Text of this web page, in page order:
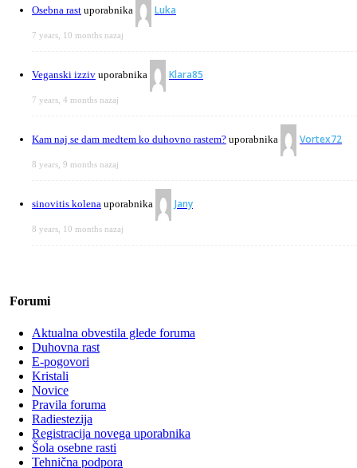
Osebna rast uporabnika Luka
7 years, 10 months nazaj
Veganski izziv uporabnika Klara85
7 years, 4 months nazaj
Kam naj se dam medtem ko duhovno rastem? uporabnika Vortex72
8 years, 9 months nazaj
sinovitis kolena uporabnika Jany
8 years, 10 months nazaj
Forumi
Aktualna obvestila glede foruma
Duhovna rast
E-pogovori
Kristali
Novice
Pravila foruma
Radiestezija
Registracija novega uporabnika
Šola osebne rasti
Tehnična podpora